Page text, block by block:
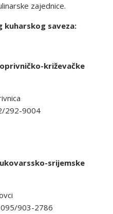
zajednice.
kuharskog saveza:
križevačke
292-9004
srijemske
903-2786